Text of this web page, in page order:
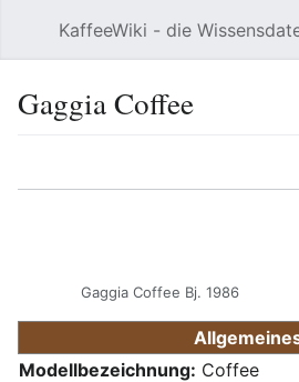
KaffeeWiki - die
Gaggia Coffee
Gaggia Coffee Bj. 1986
Modellbezeichnung: Coffee